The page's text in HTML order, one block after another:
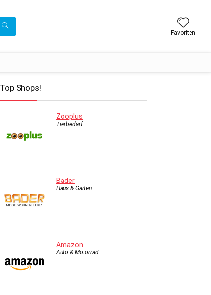
Favoriten
Top Shops!
Zooplus
Tierbedarf
Bader
Haus & Garten
Amazon
Auto & Motorrad